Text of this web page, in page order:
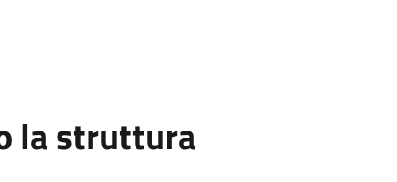
la struttura